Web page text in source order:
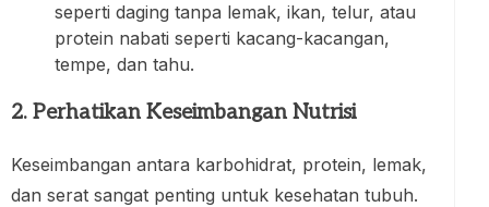
seperti daging tanpa lemak, ikan, telur, atau
protein nabati seperti kacang-kacangan,
tempe, dan tahu.
2. Perhatikan Keseimbangan Nutrisi
Keseimbangan antara karbohidrat, protein, lemak,
dan serat sangat penting untuk kesehatan tubuh.